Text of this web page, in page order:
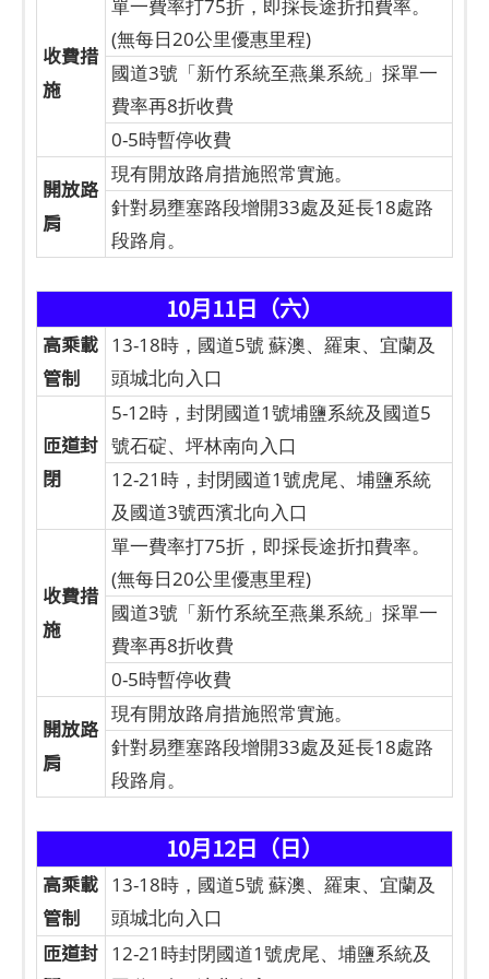
收費措
施
單一費率打75折，即採長途折扣費率。
(無每日20公里優惠里程)
國道3號「新竹系統至燕巢系統」採單一
費率再8折收費
0-5時暫停收費
開放路
肩
現有開放路肩措施照常實施。
針對易壅塞路段增開33處及延長18處路
段路肩。
10月11日（六）
高乘載
管制
13-18時，國道5號 蘇澳、羅東、宜蘭及
頭城北向入口
匝道封
閉
5-12時，封閉國道1號埔鹽系統及國道5
號石碇、坪林南向入口
12-21時，封閉國道1號虎尾、埔鹽系統
及國道3號西濱北向入口
收費措
施
單一費率打75折，即採長途折扣費率。
(無每日20公里優惠里程)
國道3號「新竹系統至燕巢系統」採單一
費率再8折收費
0-5時暫停收費
開放路
肩
現有開放路肩措施照常實施。
針對易壅塞路段增開33處及延長18處路
段路肩。
10月12日（日）
高乘載
管制
13-18時，國道5號 蘇澳、羅東、宜蘭及
頭城北向入口
匝道封 12-21時封閉國道1號虎尾、埔鹽系統及